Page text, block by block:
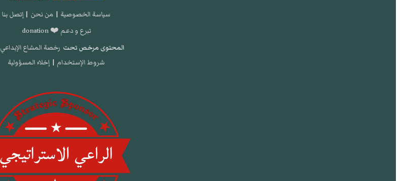
سياسة الخصوصية | من نحن | إتصل بنا
تبرع و دعم ❤️ donation
المحتوى مرخص تحت رخصة المشاع الإبداعي 3.0
شروط الإستخدام | إخلاء المسؤولية